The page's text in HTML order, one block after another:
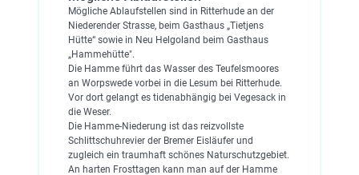
Mögliche Ablaufstellen sind in Ritterhude an der
Niederender Strasse, beim Gasthaus „Tietjens
Hütte“ sowie in Neu Helgoland beim Gasthaus
„Hammehütte".
Die Hamme führt das Wasser des Teufelsmoores
an Worpswede vorbei in die Lesum bei Ritterhude.
Vor dort gelangt es tidenabhängig bei Vegesack in
die Weser.
Die Hamme-Niederung ist das reizvollste
Schlittschuhrevier der Bremer Eisläufer und
zugleich ein traumhaft schönes Naturschutzgebiet.
An harten Frosttagen kann man auf der Hamme